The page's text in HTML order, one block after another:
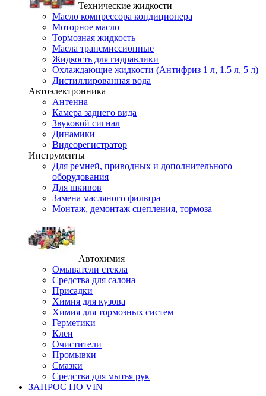
Технические жидкости
Масло компрессора кондиционера
Моторное масло
Тормозная жидкость
Масла трансмиссионные
Жидкость для гидравлики
Охлаждающие жидкости (Антифриз 1 л, 1.5 л, 5 л)
Дистиллированная вода
Автоэлектронника
Антенна
Камера заднего вида
Звуковой сигнал
Динамики
Видеорегистратор
Инструменты
Для ремней, приводных и дополнительного
оборудования
Для шкивов
Замена масляного фильтра
Монтаж, демонтаж сцепления, тормоза
Автохимия
Омыватели стекла
Средства для салона
Присадки
Химия для кузова
Химия для тормозных систем
Герметики
Клеи
Очистители
Промывки
Смазки
Средства для мытья рук
ЗАПРОС ПО VIN